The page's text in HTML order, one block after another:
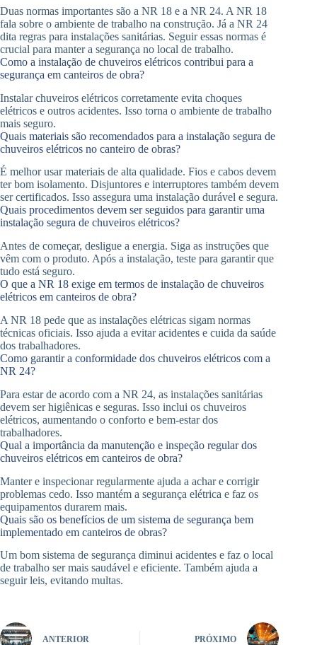
Duas normas importantes são a NR 18 e a NR 24. A NR 18
fala sobre o ambiente de trabalho na construção. Já a NR 24
dita regras para instalações sanitárias. Seguir essas normas é
crucial para manter a segurança no local de trabalho.
Como a instalação de chuveiros elétricos contribui para a
segurança em canteiros de obra?
Instalar chuveiros elétricos corretamente evita choques
elétricos e outros acidentes. Isso torna o ambiente de trabalho
mais seguro.
Quais materiais são recomendados para a instalação segura de
chuveiros elétricos no canteiro de obras?
É melhor usar materiais de alta qualidade. Fios e cabos devem
ter bom isolamento. Disjuntores e interruptores também devem
ser certificados. Isso assegura uma instalação durável e segura.
Quais procedimentos devem ser seguidos para garantir uma
instalação segura de chuveiros elétricos?
Antes de começar, desligue a energia. Siga as instruções que
vêm com o produto. Após a instalação, teste para garantir que
tudo está seguro.
O que a NR 18 exige em termos de instalação de chuveiros
elétricos em canteiros de obra?
A NR 18 pede que as instalações elétricas sigam normas
técnicas oficiais. Isso ajuda a evitar acidentes e cuida da saúde
dos trabalhadores.
Como garantir a conformidade dos chuveiros elétricos com a
NR 24?
Para estar de acordo com a NR 24, as instalações sanitárias
devem ser higiênicas e seguras. Isso inclui os chuveiros
elétricos, aumentando o conforto e bem-estar dos
trabalhadores.
Qual a importância da manutenção e inspeção regular dos
chuveiros elétricos em canteiros de obra?
Manter e inspecionar regularmente ajuda a achar e corrigir
problemas cedo. Isso mantém a segurança elétrica e faz os
equipamentos durarem mais.
Quais são os benefícios de um sistema de segurança bem
implementado em canteiros de obras?
Um bom sistema de segurança diminui acidentes e faz o local
de trabalho ser mais saudável e eficiente. Também ajuda a
seguir leis, evitando multas.
ANTERIOR PRÓXIMO